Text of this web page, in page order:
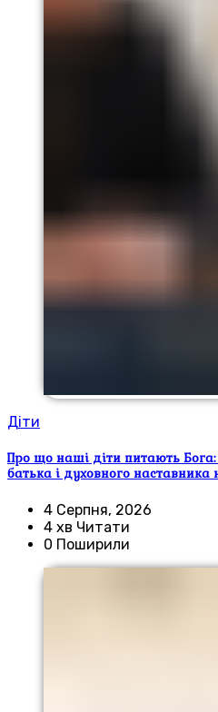
Діти
Про що наші діти питають
батька і духовного наставника
4 Серпня, 2026
4 хв Читати
0 Поширили